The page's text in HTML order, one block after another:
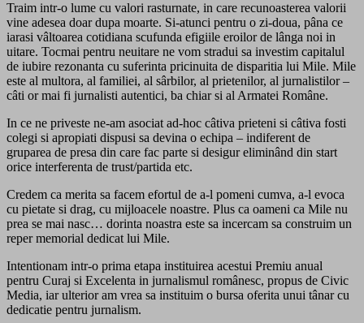
Traim intr-o lume cu valori rasturnate, in care recunoasterea valorii
vine adesea doar dupa moarte. Si-atunci pentru o zi-doua, pâna ce
iarasi vâltoarea cotidiana scufunda efigiile eroilor de lânga noi in
uitare. Tocmai pentru neuitare ne vom stradui sa investim capitalul
de iubire rezonanta cu suferinta pricinuita de disparitia lui Mile. Mile
este al multora, al familiei, al sârbilor, al prietenilor, al jurnalistilor –
câti or mai fi jurnalisti autentici, ba chiar si al Armatei Române.
In ce ne priveste ne-am asociat ad-hoc câtiva prieteni si câtiva fosti
colegi si apropiati dispusi sa devina o echipa – indiferent de
gruparea de presa din care fac parte si desigur eliminând din start
orice interferenta de trust/partida etc.
Credem ca merita sa facem efortul de a-l pomeni cumva, a-l evoca
cu pietate si drag, cu mijloacele noastre. Plus ca oameni ca Mile nu
prea se mai nasc… dorinta noastra este sa incercam sa construim un
reper memorial dedicat lui Mile.
Intentionam intr-o prima etapa instituirea acestui Premiu anual
pentru Curaj si Excelenta in jurnalismul românesc, propus de Civic
Media, iar ulterior am vrea sa instituim o bursa oferita unui tânar cu
dedicatie pentru jurnalism.